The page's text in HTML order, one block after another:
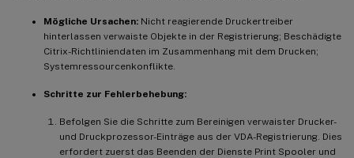
Mögliche Ursachen: Nicht reagierende Druckertreiber
hinterlassen verwaiste Objekte in der Registrierung; Beschädigte
Citrix-Richtliniendaten im Zusammenhang mit dem Drucken;
Systemressourcenkonflikte.
Schritte zur Fehlerbehebung:
Befolgen Sie die Schritte zum Bereinigen verwaister Drucker-
und Druckprozessor-Einträge aus der VDA-Registrierung. Dies
erfordert zuerst das Beenden der Dienste Print Spooler und